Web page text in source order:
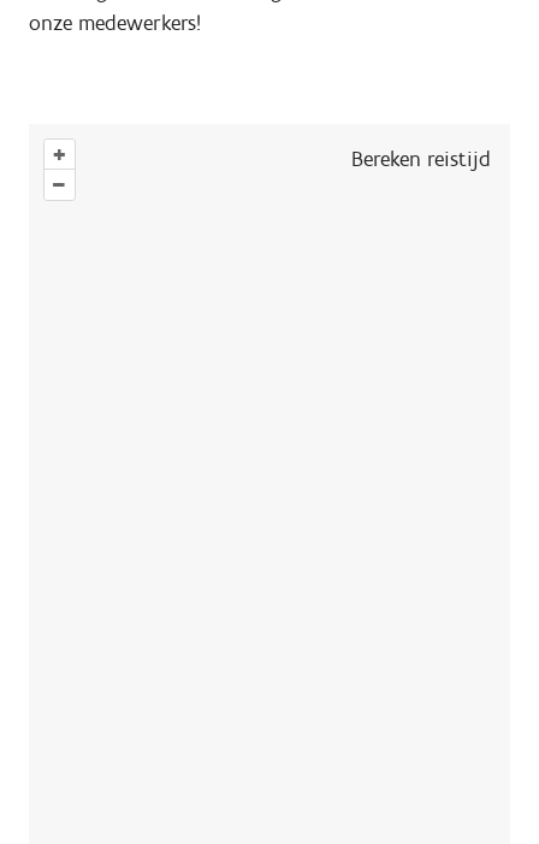
onze medewerkers!
+
–
Bereken reistijd